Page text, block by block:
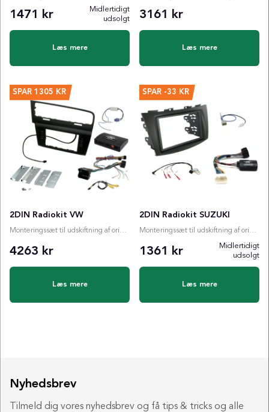
1471 kr
Midlertidigt
udsolgt
Læs mere
3161 kr
Læs mere
SPAR 1305 KR
2DIN Radiokit VW
Monteringssæt til udskiftning af originalradio
4263 kr
Læs mere
SPAR -33 KR
2DIN Radiokit SUZUKI
Monteringssæt til udskiftning af originalradio
1361 kr
Midlertidigt
udsolgt
Læs mere
Nyhedsbrev
Tilmeld dig vores nyhedsbrev og få tips & tricks og alle